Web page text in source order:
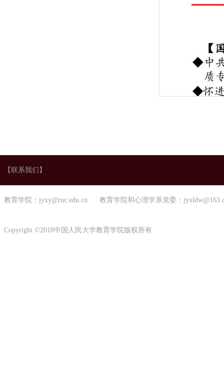
【联系我们】
教育学院：jyxy@ruc.edu.cn 教育学院和心理学系党委：
Copyright ©2018中国人民大学教育学院版权所有